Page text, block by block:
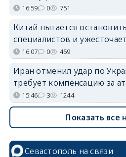
16:59 0 751
Китай пытается
специалистов и
16:07 0 459
Иран отменил удар по
требует компенсацию за
15:46 3 1244
Показать все
Севастополь на связи